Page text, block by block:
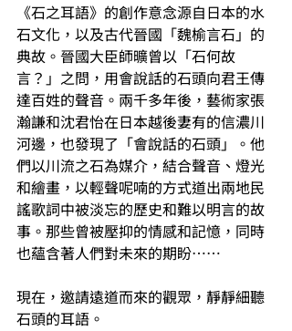
《石之耳語》的創作意念源自日本的水
石文化，以及古代晉國「魏榆言石」的
典故。晉國大臣師曠曾以「石何故
言？」之問，用會說話的石頭向君王傳
達百姓的聲音。兩千多年後，藝術家張
瀚謙和沈君怡在日本越後妻有的信濃川
河邊，也發現了「會說話的石頭」。他
們以川流之石為媒介，結合聲音、燈光
和繪畫，以輕聲呢喃的方式道出兩地民
謠歌詞中被淡忘的歷史和難以明言的故
事。那些曾被壓抑的情感和記憶，同時
也蘊含著人們對未來的期盼……
現在，邀請遠道而來的觀眾，靜靜細聽
石頭的耳語。